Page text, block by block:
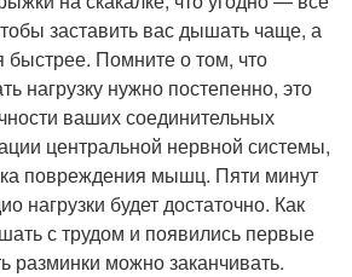
заставить вас дышать чаще, а
быстрее. Помните о том, что
нагрузку нужно постепенно, это
ваших соединительных
центральной нервной системы,
повреждения мышц. Пяти минут
нагрузки будет достаточно. Как
с трудом и появились первые
разминки можно заканчивать.